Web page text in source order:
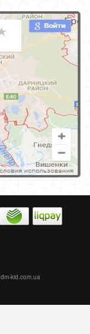
dm-kid.com.ua